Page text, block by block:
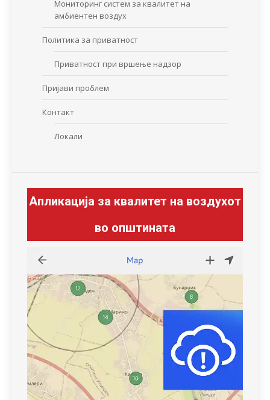
Мониторинг систем за квалитет на
амбиентен воздух
Политика за приватност
Приватност при вршење надзор
Пријави проблем
Контакт
Локали
Апликација за квалитет на воздухот
во општината